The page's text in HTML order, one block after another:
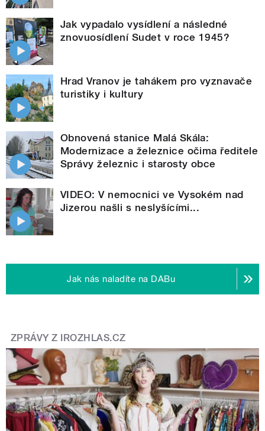
Jak vypadalo vysídlení a následné
znovuosídlení Sudet v roce 1945?
Hrad Vranov je tahákem pro vyznavače
turistiky i kultury
Obnovená stanice Malá Skála:
Modernizace a železnice očima ředitele
Správy železnic i starosty obce
VIDEO: V nemocnici ve Vysokém nad
Jizerou našli s neslyšícími...
Jak nás naladíte na DABu
ZPRÁVY Z IROZHLAS.CZ